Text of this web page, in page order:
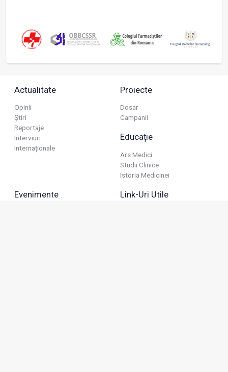
Actualitate
Opinii
Știri
Reportaje
Interviuri
Internaționale
Proiecte
Dosar
Campanii
Educație
Ars Medici
Studii Clinice
Istoria Medicinei
Evenimente Link-Uri Utile